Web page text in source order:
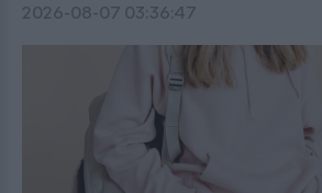
2026-08-07 03:36:47